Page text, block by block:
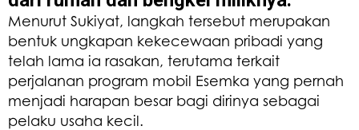
Menurut Sukiyat, langkah tersebut merupakan
bentuk ungkapan kekecewaan pribadi yang
telah lama ia rasakan, terutama terkait
perjalanan program mobil Esemka yang pernah
menjadi harapan besar bagi dirinya sebagai
pelaku usaha kecil.